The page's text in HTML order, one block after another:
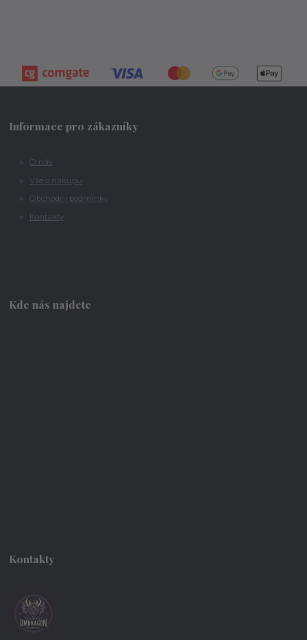
Informace pro zákazníky
O nás
Vše o nákupu
Obchodní podmínky
Kontakty
Kde nás najdete
Kontakty